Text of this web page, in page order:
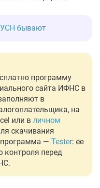
бывают
программу
сайта ИФНС в
в
на
или в личном
скачивания
программа — Tester: ее
контроля перед